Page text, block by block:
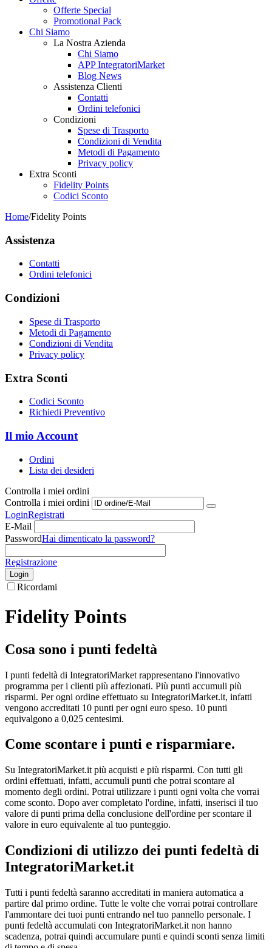
Offerte Special
Promotional Pack
Chi Siamo
La Nostra Azienda
Chi Siamo
APP IntegratoriMarket
Blog News
Assistenza Clienti
Contatti
Ordini telefonici
Condizioni
Spese di Trasporto
Condizioni di Vendita
Metodi di Pagamento
Privacy policy
Extra Sconti
Fidelity Points
Codici Sconto
Home/Fidelity Points
Assistenza
Contatti
Ordini telefonici
Condizioni
Spese di Trasporto
Metodi di Pagamento
Condizioni di Vendita
Privacy policy
Extra Sconti
Codici Sconto
Richiedi Preventivo
Il mio Account
Ordini
Lista dei desideri
Controlla i miei ordini
Controlla i miei ordini
LoginRegistrati
E-Mail
PasswordHai dimenticato la password?
Registrazione
Login
Ricordami
Fidelity Points
Cosa sono i punti fedeltà
I punti fedeltà di IntegratoriMarket rappresentano l'innovativo
programma per i clienti più affezionati. Più punti accumuli più
risparmi. Per ogni ordine effettuato su IntegratoriMarket.it, infatti
vengono accreditati 10 punti per ogni euro speso. 10 punti
equivalgono a 0,025 centesimi.
Come scontare i punti e risparmiare.
Su IntegratoriMarket.it più acquisti e più risparmi. Con tutti gli
ordini effettuati, infatti, accumuli punti che potrai scontare al
momento degli ordini. Potrai utilizzare i punti ogni volta che vorrai
come sconto. Dopo aver completato l'ordine, infatti, inserisci il tuo
valore di punti prima della conclusione dell'ordine per scontare il
valore in euro equivalente al tuo punteggio.
Condizioni di utilizzo dei punti fedeltà di
IntegratoriMarket.it
Tutti i punti fedeltà saranno accreditati in maniera automatica a
partire dal primo ordine. Tutte le volte che vorrai potrai controllare
l'ammontare dei tuoi punti entrando nel tuo pannello personale. I
punti fedeltà accumulati con IntegratoriMarket.it non hanno
scadenza, potrai quindi accumulare punti e quindi sconti senza limiti